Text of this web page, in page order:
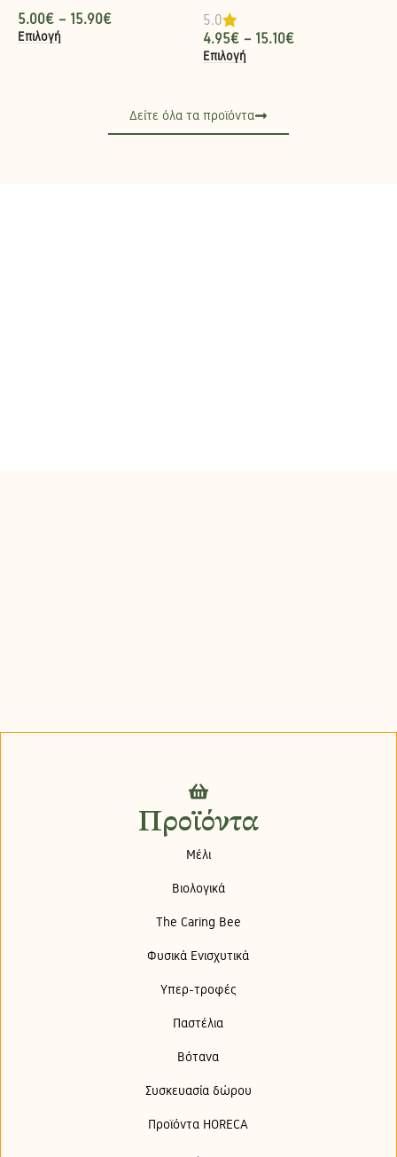
5.00€ – 15.90€
Επιλογή
5.0
4.95€ – 15.10€
Επιλογή
Δείτε όλα τα προϊόντα
Προϊόντα
Μέλι
Βιολογικά
The Caring Bee
Φυσικά Ενισχυτικά
Υπερ-τροφές
Παστέλια
Βότανα
Συσκευασία δώρου
Προϊόντα HORECA